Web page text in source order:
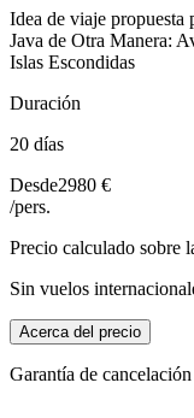
Idea de viaje propuesta
Java de Otra Manera:
Islas Escondidas
Duración
20 días
Desde2980 €
/pers.
Precio calculado sobre
Sin vuelos
Acerca del precio
Garantía de